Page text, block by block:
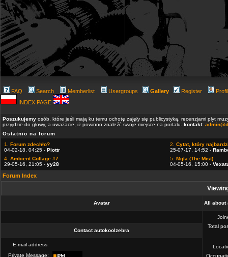
FAQ Search Memberlist Usergroups Gallery Register
INDEX PAGE
Poszukujemy osób, które jeśli mają ku temu ochotę zajęły się publicystyką, recenzjami płyt
przyjdzie do głowy, a uważacie, iż powinno znaleźć swoje miejsce na portalu. kontakt:
Ostatnio na forum
1. Forum zdechło?
04-02-18, 04:25 - Piottr
2. Cytat, który
25-07-17, 14:52 -
4. Ambient Collage #7
29-05-16, 21:05 - yy28
5. Mgla (The Mist)
04-05-16, 15:00 -
Forum Index
Avatar All about
Total
Contact autokoolzebra
E-mail address:
Private Message: